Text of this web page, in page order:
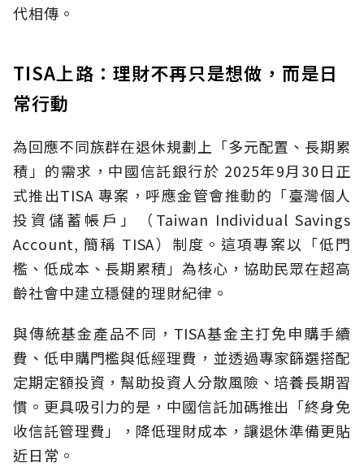
代相傳。
TISA上路：理財不再只是想做，而是日
常行動
為回應不同族群在退休規劃上「多元配置、長期累
積」的需求，中國信託銀行於 2025年9月30日正
式推出TISA 專案，呼應金管會推動的「臺灣個人
投資儲蓄帳戶」（Taiwan Individual Savings
Account, 簡稱 TISA）制度。這項專案以「低門
檻、低成本、長期累積」為核心，協助民眾在超高
齡社會中建立穩健的理財紀律。
與傳統基金產品不同，TISA基金主打免申購手續
費、低申購門檻與低經理費，並透過專家篩選搭配
定期定額投資，幫助投資人分散風險、培養長期習
慣。更具吸引力的是，中國信託加碼推出「終身免
收信託管理費」，降低理財成本，讓退休準備更貼
近日常。